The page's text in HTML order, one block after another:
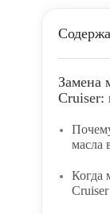
Замена
Cruiser:
масла
Когда
Cruiser